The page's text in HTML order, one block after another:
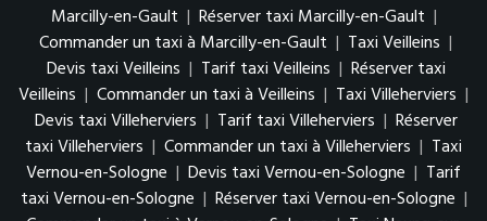
Marcilly-en-Gault | Réserver taxi Marcilly-en-Gault |
Commander un taxi à Marcilly-en-Gault | Taxi Veilleins |
Devis taxi Veilleins | Tarif taxi Veilleins | Réserver taxi
Veilleins | Commander un taxi à Veilleins | Taxi Villeherviers |
Devis taxi Villeherviers | Tarif taxi Villeherviers | Réserver
taxi Villeherviers | Commander un taxi à Villeherviers | Taxi
Vernou-en-Sologne | Devis taxi Vernou-en-Sologne | Tarif
taxi Vernou-en-Sologne | Réserver taxi Vernou-en-Sologne |